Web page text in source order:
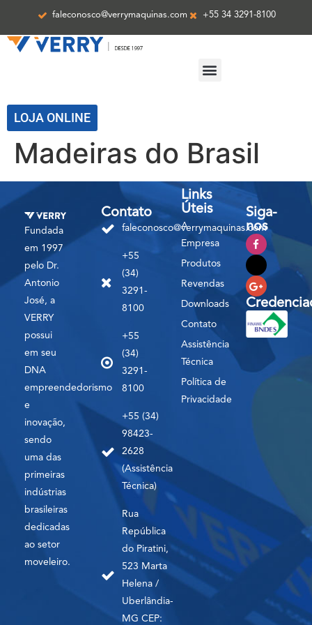
faleconosco@verrymaquinas.com +55 34 3291-8100
LOJA ONLINE
Madeiras do Brasil
Fundada
em 1997
pelo Dr.
Antonio
José, a
VERRY
possui
em seu
DNA
empreendedorismo
e
inovação,
sendo
uma das
primeiras
indústrias
brasileiras
dedicadas
ao setor
moveleiro.
Contato
faleconosco@verrymaquinas.com
+55
(34)
3291-
8100
+55
(34)
3291-
8100
+55 (34)
98423-
2628
(Assistência
Técnica)
Rua
República
do Piratini,
523 Marta
Helena /
Uberlândia-
MG CEP:
Links
Úteis
A
Empresa
Produtos
Revendas
Downloads
Contato
Assistência
Técnica
Política de
Privacidade
Siga-
nos